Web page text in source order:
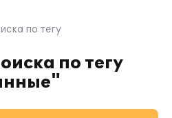
по тегу
по тегу